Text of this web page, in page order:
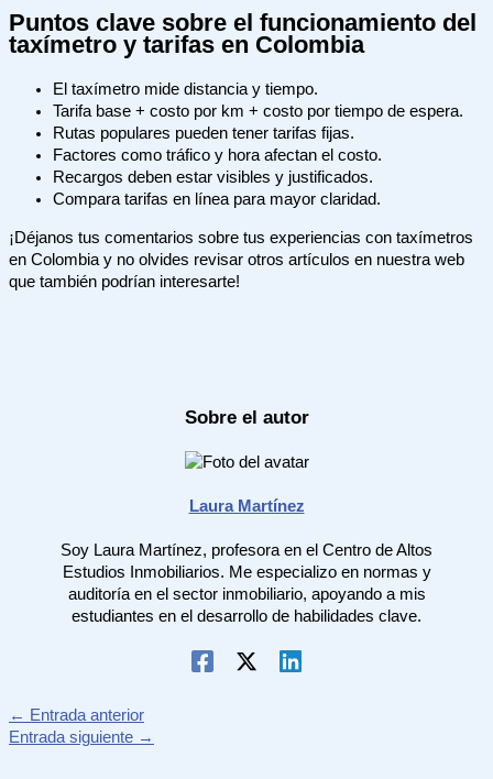
Puntos clave sobre el funcionamiento del
taxímetro y tarifas en Colombia
El taxímetro mide distancia y tiempo.
Tarifa base + costo por km + costo por tiempo de espera.
Rutas populares pueden tener tarifas fijas.
Factores como tráfico y hora afectan el costo.
Recargos deben estar visibles y justificados.
Compara tarifas en línea para mayor claridad.
¡Déjanos tus comentarios sobre tus experiencias con taxímetros
en Colombia y no olvides revisar otros artículos en nuestra web
que también podrían interesarte!
Sobre el autor
Laura Martínez
Soy Laura Martínez, profesora en el Centro de Altos
Estudios Inmobiliarios. Me especializo en normas y
auditoría en el sector inmobiliario, apoyando a mis
estudiantes en el desarrollo de habilidades clave.
← Entrada anterior
Entrada siguiente →